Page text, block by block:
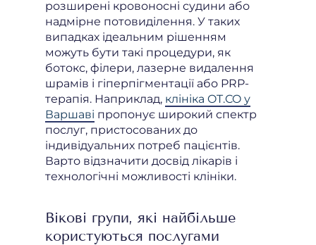
розширені кровоносні судини або
надмірне потовиділення. У таких
випадках ідеальним рішенням
можуть бути такі процедури, як
ботокс, філери, лазерне видалення
шрамів і гіперпігментації або PRP-
терапія. Наприклад, клініка OT.CO у
Варшаві пропонує широкий спектр
послуг, пристосованих до
індивідуальних потреб пацієнтів.
Варто відзначити досвід лікарів і
технологічні можливості клініки.
Вікові групи, які найбільше
користуються послугами